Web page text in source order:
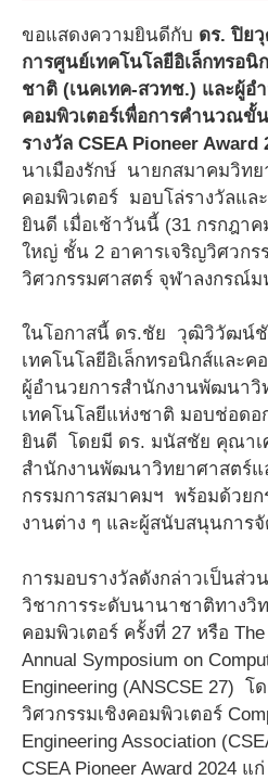
ขอแสดงความยินดีกับ ดร. ปิย
การศูนย์เทคโนโลยีอิเล็กทรอนิ
ชาติ (เนคเทค-สวทช.) และผู้อ
คอมพิวเตอร์เพื่อการคำนวณขั้
รางวัล CSEA Pioneer Award
นาเมืองรักษ์ นายกสมาคมวิทย
คอมพิวเตอร์ มอบโล่รางวัลแล
ยินดี เมื่อเช้าวันนี้ (31 กรกฎา
ใหญ่ ชั้น 2 อาคารเจริญวิศวก
วิศวกรรมศาสตร์ จุฬาลงกรณ์ม
ในโอกาสนี้ ดร.ชัย วุฒิวิวัฒน์ชั
เทคโนโลยีอิเล็กทรอนิกส์และ
ผู้อำนวยการสำนักงานพัฒนาวิ
เทคโนโลยีแห่งชาติ มอบช่อดอ
ยินดี โดยมี ดร. มนัสชัย คุณาเ
สำนักงานพัฒนาวิทยาศาสตร์แ
กรรมการสมาคมฯ พร้อมด้วย
งานต่าง ๆ และผู้สนับสนุนการ
การมอบรางวัลดังกล่าวเป็นส่
วิชาการระดับนานาชาติทางวิ
คอมพิวเตอร์ ครั้งที่ 27 หรือ The
Annual Symposium on
Engineering (ANSCSE 27)
วิศวกรรมเชิงคอมพิวเตอร์
Engineering Association
CSEA Pioneer Award 2024